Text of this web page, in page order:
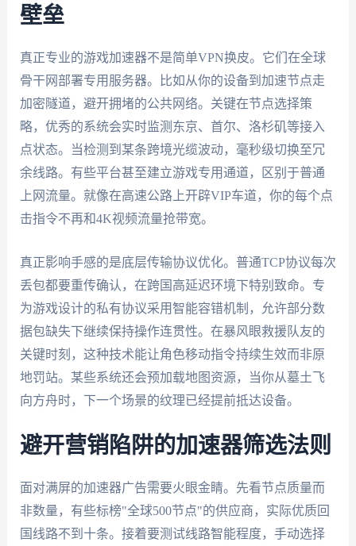
壁垒
真正专业的游戏加速器不是简单VPN换皮。它们在全球
骨干网部署专用服务器。比如从你的设备到加速节点走
加密隧道，避开拥堵的公共网络。关键在节点选择策
略，优秀的系统会实时监测东京、首尔、洛杉矶等接入
点状态。当检测到某条跨境光缆波动，毫秒级切换至冗
余线路。有些平台甚至建立游戏专用通道，区别于普通
上网流量。就像在高速公路上开辟VIP车道，你的每个点
击指令不再和4K视频流量抢带宽。
真正影响手感的是底层传输协议优化。普通TCP协议每次
丢包都要重传确认，在跨国高延迟环境下特别致命。专
为游戏设计的私有协议采用智能容错机制，允许部分数
据包缺失下继续保持操作连贯性。在暴风眼救援队友的
关键时刻，这种技术能让角色移动指令持续生效而非原
地罚站。某些系统还会预加载地图资源，当你从墓土飞
向方舟时，下一个场景的纹理已经提前抵达设备。
避开营销陷阱的加速器筛选法则
面对满屏的加速器广告需要火眼金睛。先看节点质量而
非数量，有些标榜"全球500节点"的供应商，实际优质回
国线路不到十条。接着要测试线路智能程度，手动选择